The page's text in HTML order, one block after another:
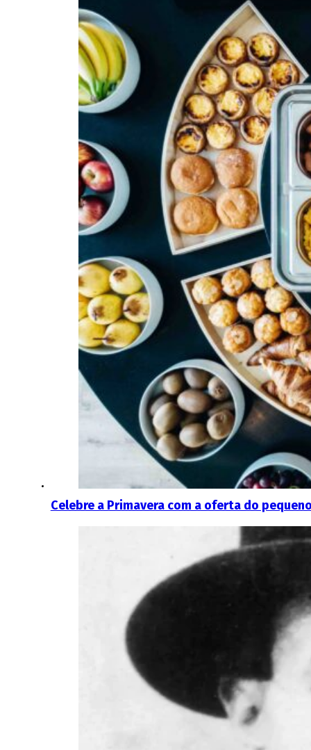
Celebre a Primavera com a oferta do